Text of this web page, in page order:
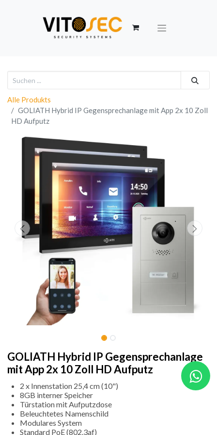
Alle Produkts
GOLIATH Hybrid IP Gegensprechanlage mit App 2x 10 Zoll
HD Aufputz
GOLIATH Hybrid IP Gegensprechanlage
mit App 2x 10 Zoll HD Aufputz
2 x Innenstation 25,4 cm (10")
8GB interner Speicher
Türstation mit Aufputzdose
Beleuchtetes Namenschild
Modulares System
Standard PoE (802.3af)